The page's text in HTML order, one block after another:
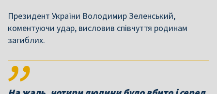
Президент України Володимир Зеленський,
коментуючи удар, висловив співчуття родинам
загиблих.